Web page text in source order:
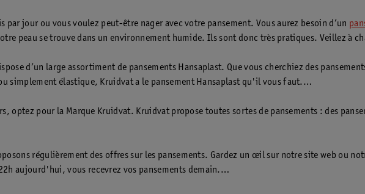
jour ou vous voulez peut-être nager avec votre pansement. Vous aurez besoin d’un
peau se trouve dans un environnement humide. Ils sont donc très pratiques. Veillez à
d’un large assortiment de pansements Hansaplast. Que vous cherchiez des
simplement élastique, Kruidvat a le pansement Hansaplast qu'il vous faut.
optez pour la Marque Kruidvat. Kruidvat propose toutes sortes de pansements : des
régulièrement des offres sur les pansements. Gardez un œil sur notre site web ou
aujourd'hui, vous recevrez vos pansements demain.